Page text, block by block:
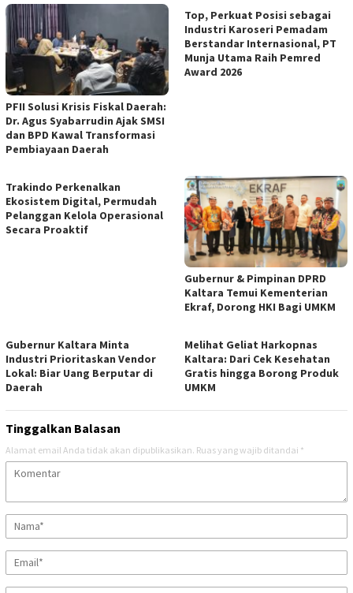
PFII Solusi Krisis Fiskal Daerah:
Dr. Agus Syabarrudin Ajak SMSI
dan BPD Kawal Transformasi
Pembiayaan Daerah
Top, Perkuat Posisi sebagai
Industri Karoseri Pemadam
Berstandar Internasional, PT
Munja Utama Raih Pemred
Award 2026
Trakindo Perkenalkan
Ekosistem Digital, Permudah
Pelanggan Kelola Operasional
Secara Proaktif
Gubernur & Pimpinan DPRD
Kaltara Temui Kementerian
Ekraf, Dorong HKI Bagi UMKM
Gubernur Kaltara Minta
Industri Prioritaskan Vendor
Lokal: Biar Uang Berputar di
Daerah
Melihat Geliat Harkopnas
Kaltara: Dari Cek Kesehatan
Gratis hingga Borong Produk
UMKM
Tinggalkan Balasan
Alamat email Anda tidak akan dipublikasikan. Ruas yang wajib ditandai *